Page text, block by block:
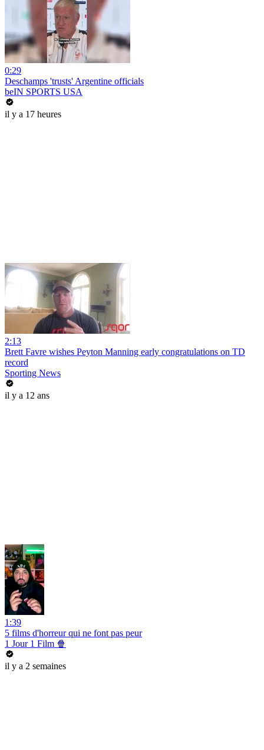
0:29
Deschamps 'trusts' Argentine officials
beIN SPORTS USA
il y a 17 heures
2:13
Brett Favre wishes Peyton Manning early congratulations on TD
record
Sporting News
il y a 12 ans
1:39
5 films d'horreur qui ne font pas peur
1 Jour 1 Film 🍿
il y a 2 semaines